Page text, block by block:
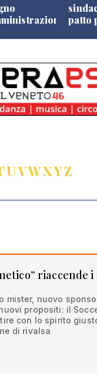
patto
UVWXYZ
riaccende
mister, nuovo
propositi: il
con lo spirito
di rivalsa